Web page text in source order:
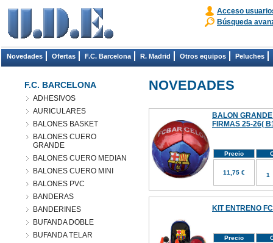
Acceso
Búsqueda
Novedades Ofertas F.C. Barcelona R. Madrid Otros equipos Peluches
F.C. BARCELONA
ADHESIVOS
AURICULARES
BALONES BASKET
BALONES CUERO
GRANDE
BALONES CUERO MEDIAN
BALONES CUERO MINI
BALONES PVC
BANDERAS
BANDERINES
BUFANDA DOBLE
BUFANDA TELAR
NOVEDADES
BALON
FIRMAS 25-26(
Precio
11,75 €
KIT ENTRENO
Precio